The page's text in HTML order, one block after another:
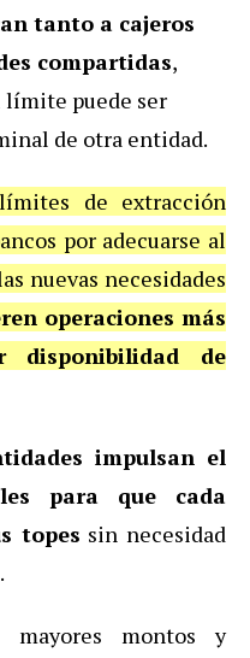
tanto a cajeros
compartidas,
límite puede ser
de otra entidad.
de extracción
por adecuarse al
nuevas necesidades
operaciones más
disponibilidad de
impulsan el
para que cada
topes sin necesidad
montos y